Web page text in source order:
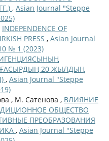
, Asian Journal "Steppe
INDEPENDENCE OF
PRESS , Asian Journal
№ 1 (2023)
ҒАСЫРДЫҢ 20 ЖЫЛДЫҢ
, Asian Journal "Steppe
, М. Сатенова , ВЛИЯНИЕ
ОБЩЕСТВО
ПРЕОБРАЗОВАНИЯ
, Asian Journal "Steppe